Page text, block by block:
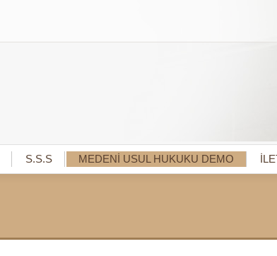
S.S.S MEDENİ USUL HUKUKU DEMO